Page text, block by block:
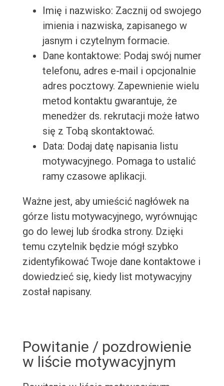
Imię i nazwisko: Zacznij od swojego
imienia i nazwiska, zapisanego w
jasnym i czytelnym formacie.
Dane kontaktowe: Podaj swój numer
telefonu, adres e-mail i opcjonalnie
adres pocztowy. Zapewnienie wielu
metod kontaktu gwarantuje, że
menedżer ds. rekrutacji może łatwo
się z Tobą skontaktować.
Data: Dodaj datę napisania listu
motywacyjnego. Pomaga to ustalić
ramy czasowe aplikacji.
Ważne jest, aby umieścić nagłówek na
górze listu motywacyjnego, wyrównując
go do lewej lub środka strony. Dzięki
temu czytelnik będzie mógł szybko
zidentyfikować Twoje dane kontaktowe i
dowiedzieć się, kiedy list motywacyjny
został napisany.
Powitanie / pozdrowienie
w liście motywacyjnym